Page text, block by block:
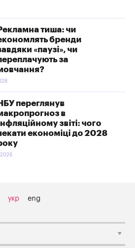
тиша: чи
бренди
«паузі», чи
за
переглянув
в
Інфляційному звіті: чого
економіці до 2028
укр eng